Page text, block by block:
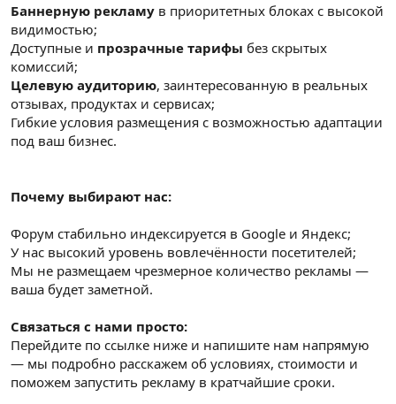
Баннерную рекламу в приоритетных блоках с высокой
видимостью;
Доступные и прозрачные тарифы без скрытых
комиссий;
Целевую аудиторию, заинтересованную в реальных
отзывах, продуктах и сервисах;
Гибкие условия размещения с возможностью адаптации
под ваш бизнес.
Почему выбирают нас:
Форум стабильно индексируется в Google и Яндекс;
У нас высокий уровень вовлечённости посетителей;
Мы не размещаем чрезмерное количество рекламы —
ваша будет заметной.
Связаться с нами просто:
Перейдите по ссылке ниже и напишите нам напрямую
— мы подробно расскажем об условиях, стоимости и
поможем запустить рекламу в кратчайшие сроки.